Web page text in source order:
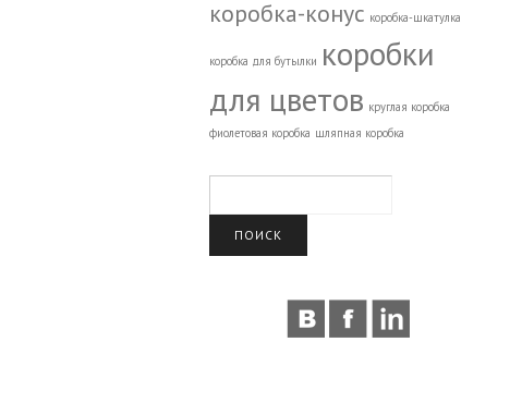
коробка-конус коробка-шкатулка
коробка для бутылки коробки
для цветов круглая коробка
фиолетовая коробка шляпная коробка